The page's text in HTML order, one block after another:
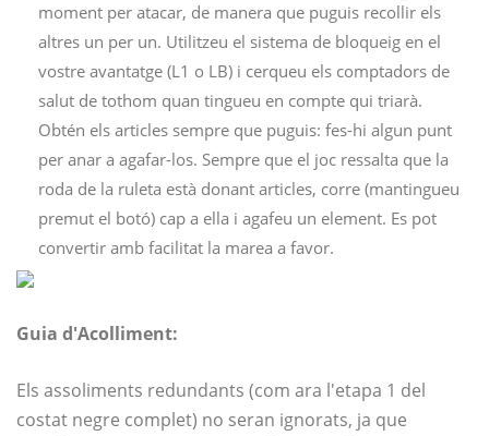
moment per atacar, de manera que puguis recollir els
altres un per un. Utilitzeu el sistema de bloqueig en el
vostre avantatge (L1 o LB) i cerqueu els comptadors de
salut de tothom quan tingueu en compte qui triarà.
Obtén els articles sempre que puguis: fes-hi algun punt
per anar a agafar-los. Sempre que el joc ressalta que la
roda de la ruleta està donant articles, corre (mantingueu
premut el botó) cap a ella i agafeu un element. Es pot
convertir amb facilitat la marea a favor.
Guia d'Acolliment:
Els assoliments redundants (com ara l'etapa 1 del
costat negre complet) no seran ignorats, ja que